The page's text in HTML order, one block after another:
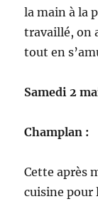
la main à la
travaillé, on
tout en
Samedi 2
Champlan :
Cette après
cuisine pour